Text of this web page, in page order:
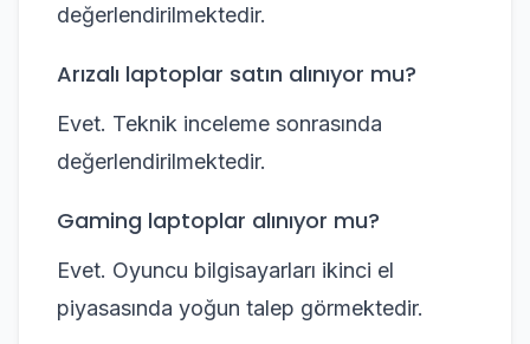
değerlendirilmektedir.
Arızalı laptoplar satın alınıyor mu?
Evet. Teknik inceleme sonrasında
değerlendirilmektedir.
Gaming laptoplar alınıyor mu?
Evet. Oyuncu bilgisayarları ikinci el
piyasasında yoğun talep görmektedir.